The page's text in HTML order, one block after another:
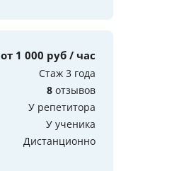
от 1 000 руб / час
Стаж 3 года
8 отзывов
У репетитора
У ученика
Дистанционно